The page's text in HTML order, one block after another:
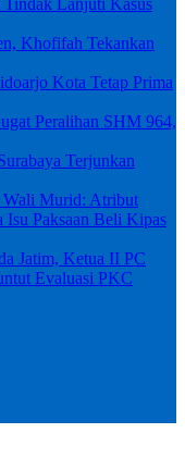
Khofifah Tekankan
Kota Tetap Prima
Peralihan SHM 964,
Terjunkan
Wali Murid: Atribut
Isu Paksaan Beli Kipas
Jatim, Ketua II PC
Evaluasi PKC